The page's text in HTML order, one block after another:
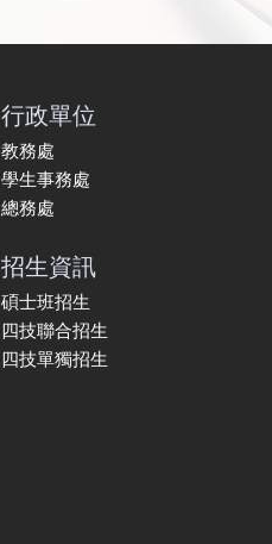
行政單位
教務處
學生事務處
總務處
招生資訊
碩士班招生
四技聯合招生
四技單獨招生